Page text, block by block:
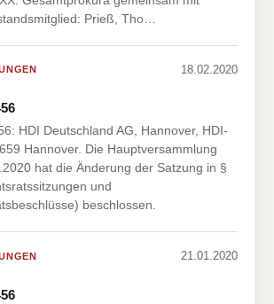
Prieß, Tho…
18.02.2020
HDI Deutschland AG, Hannover, HDI-
Hannover. Die Hauptversammlung
hat die Änderung der Satzung in §
und
beschlossen.
21.01.2020